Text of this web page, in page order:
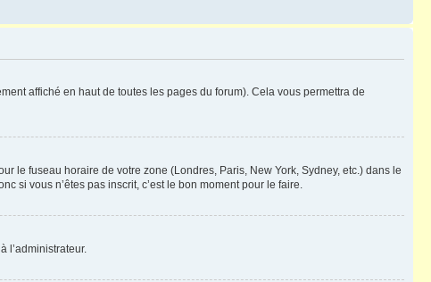
affiché en haut de toutes les pages du forum). Cela vous permettra de
le fuseau horaire de votre zone (Londres, Paris, New York, Sydney, etc.) dans le
si vous n’êtes pas inscrit, c’est le bon moment pour le faire.
l’administrateur.